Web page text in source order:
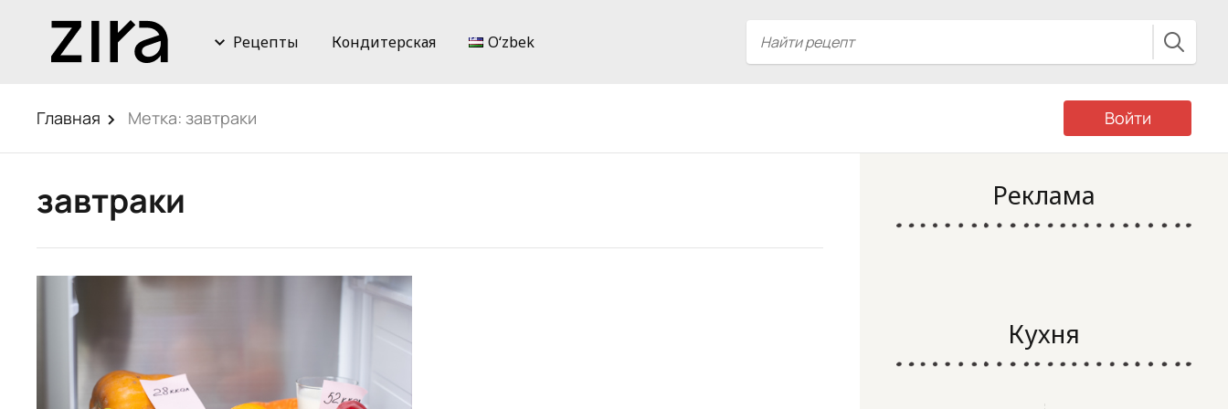
Рецепты Кондитерская Oʻzbek
Главная Метка: завтраки Войти
завтраки Реклама
Кухня